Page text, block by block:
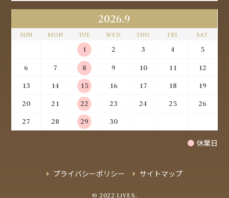
2026.9
SUN MON TUE WED THU FRI SAT
1 2 3 4
5
6
7 8 9 10 11
12
13
14 15 16 17 18
19
20
21 22 23 24 25
26
27
28 29 30
● 休業日
プライバシーポリシー サイトマップ
© 2022 LiVES.